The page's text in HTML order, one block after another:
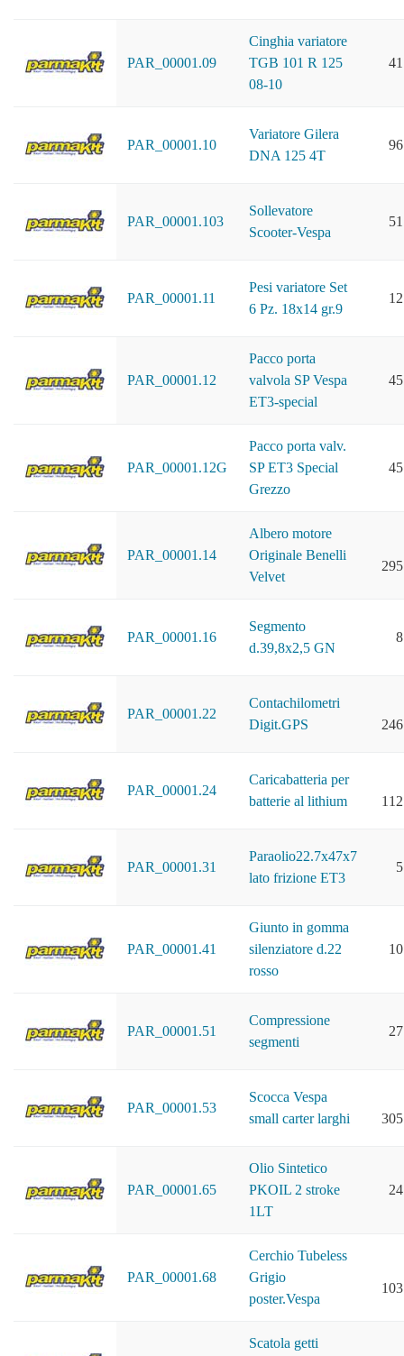
PAR_00001.09
Cinghia variatore
TGB 101 R 125
08-10
PAR_00001.10
Variatore Gilera
DNA 125 4T
PAR_00001.103
Sollevatore
Scooter-Vespa
PAR_00001.11
Pesi variatore Set
6 Pz. 18x14 gr.9
PAR_00001.12
Pacco porta
valvola SP Vespa
ET3-special
PAR_00001.12G
Pacco porta valv.
SP ET3 Special
Grezzo
PAR_00001.14
Albero motore
Originale Benelli
Velvet
PAR_00001.16
Segmento
d.39,8x2,5 GN
PAR_00001.22
Contachilometri
Digit.GPS
PAR_00001.24
Caricabatteria per
batterie al lithium
PAR_00001.31
Paraolio22.7x47x7
lato frizione ET3
PAR_00001.41
Giunto in gomma
silenziatore d.22
rosso
PAR_00001.51
Compressione
segmenti
PAR_00001.53
Scocca Vespa
small carter larghi
PAR_00001.65
Olio Sintetico
PKOIL 2 stroke
1LT
PAR_00001.68
Cerchio Tubeless
Grigio
poster.Vespa
Scatola getti